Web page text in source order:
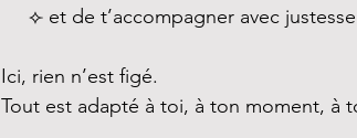
⟣ et de t’accompagner avec justesse
Ici, rien n’est figé.
Tout est adapté à toi, à ton moment, à